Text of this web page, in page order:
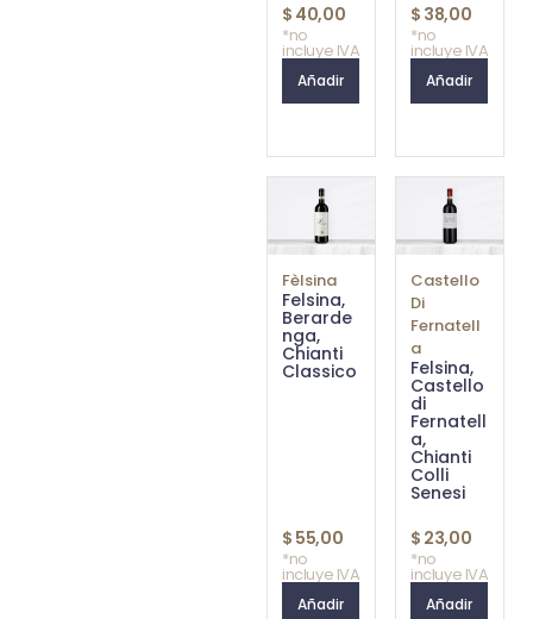
$ 40,00
*no
incluye IVA
Añadir
$ 38,00
*no
incluye IVA
Añadir
Fèlsina
Felsina,
Berarde
nga,
Chianti
Classico
$ 55,00
*no
incluye IVA
Añadir
Castello
Di
Fernatell
a
Felsina,
Castello
di
Fernatell
a,
Chianti
Colli
Senesi
$ 23,00
*no
incluye IVA
Añadir